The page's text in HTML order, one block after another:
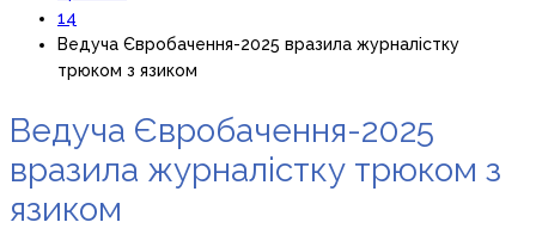
14
Ведуча Євробачення-2025 вразила журналістку
трюком з язиком
Ведуча Євробачення-2025
вразила журналістку трюком з
язиком